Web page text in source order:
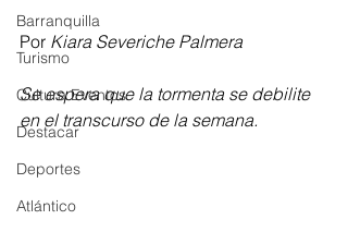
Barranquilla
Turismo
Cultura Eventos
Destacar
Deportes
Atlántico
Por Kiara Severiche Palmera
Se espera que la tormenta se debilite
en el transcurso de la semana.